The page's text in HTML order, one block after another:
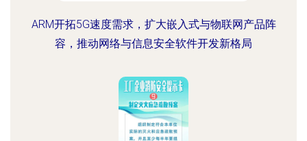
ARM开拓5G速度需求，扩大嵌入式与物联网产品阵
容，推动网络与信息安全软件开发新格局